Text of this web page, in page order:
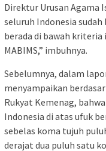
Direktur Urusan Agama
seluruh Indonesia sudah
berada di bawah kriteria
MABIMS,” imbuhnya.
Sebelumnya, dalam
menyampaikan
Rukyat Kemenag, bahwa
Indonesia di atas ufuk
sebelas koma tujuh
derajat dua puluh satu